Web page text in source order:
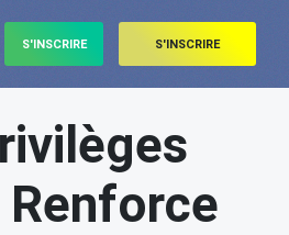
S'INSCRIRE S'INSCRIRE